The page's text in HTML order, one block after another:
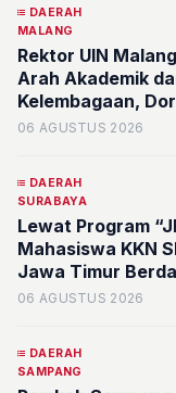
DAERAH
MALANG
Rektor UIN
Arah Akademik
Kelembagaan,
Kualitas Fakultas
06 AGUSTUS 2026
DAERAH
SURABAYA
Lewat Program
Mahasiswa KKN
Jawa Timur
serta Karang
06 AGUSTUS 2026
DAERAH
SAMPANG